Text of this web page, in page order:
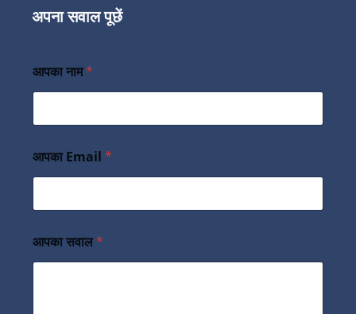
अपना सवाल पूछें
आपका नाम*
आपका Email *
आपका सवाल*